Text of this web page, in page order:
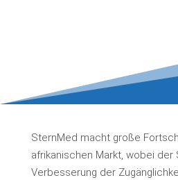
SternMed macht große
afrikanischen Markt, wobei
Verbesserung der